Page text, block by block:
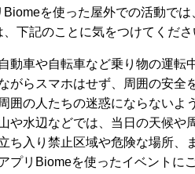
Biomeを使った屋外での活動で
、下記のことに気をつけてくださ
自動車や自転車など乗り物の運転
がらスマホはせず、周囲の安全
周囲の人たちの迷惑にならないよ
や水辺などでは、当日の天候や
ち入り禁止区域や危険な場所、
プリBiomeを使ったイベントに